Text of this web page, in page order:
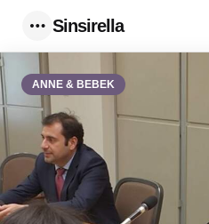
Sinsirella
ANNE & BEBEK